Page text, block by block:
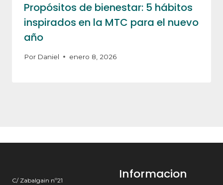
Propósitos de bienestar: 5 hábitos
inspirados en la MTC para el nuevo
año
Por Daniel enero 8, 2026
C/ Zabalgain nº21
Informacion